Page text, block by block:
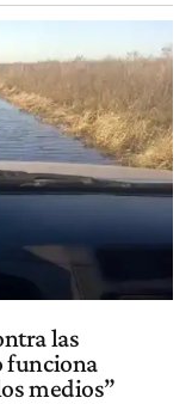
las
funciona
medios”